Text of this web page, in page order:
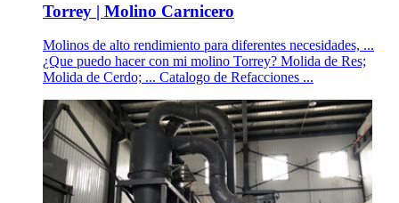
Torrey | Molino Carnicero
Molinos de alto rendimiento para diferentes necesidades, ...
¿Que puedo hacer con mi molino Torrey? Molida de Res;
Molida de Cerdo; ... Catalogo de Refacciones ...